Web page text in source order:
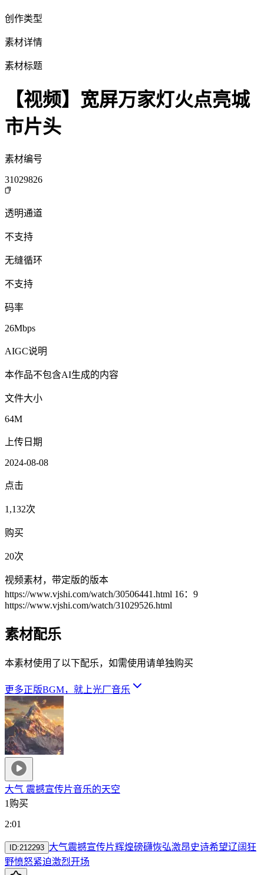
创作类型
素材详情
素材标题
【视频】宽屏万家灯火点亮城
市片头
素材编号
31029826
透明通道
不支持
无缝循环
不支持
码率
26Mbps
AIGC说明
本作品不包含AI生成的内容
文件大小
64M
上传日期
2024-08-08
点击
1,132次
购买
20次
视频素材，带定版的版本
https://www.vjshi.com/watch/30506441.html 16：9
https://www.vjshi.com/watch/31029526.html
素材配乐
本素材使用了以下配乐，如需使用请单独购买
更多正版BGM，就上光厂音乐
大气 震撼宣传片音乐的天空
1购买
2:01
ID:212293 大气震撼宣传片辉煌磅礴恢弘激昂史诗希望辽阔 狂
野愤怒紧迫激烈开场